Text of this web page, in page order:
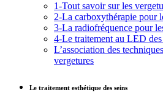
1-Tout savoir sur les
2-La carboxythérapie pour
3-La radiofréquence pour
4-Le traitement au LED
L’association des
vergetures
Le traitement esthétique des seins